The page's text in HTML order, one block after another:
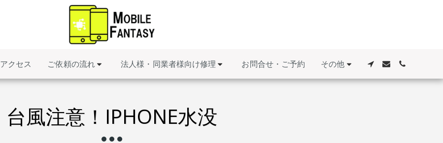
アクセス ご依頼の流れ 法人様・同業者様向け修理 お問合せ・ご予約 その他
台風注意！IPHONE水没